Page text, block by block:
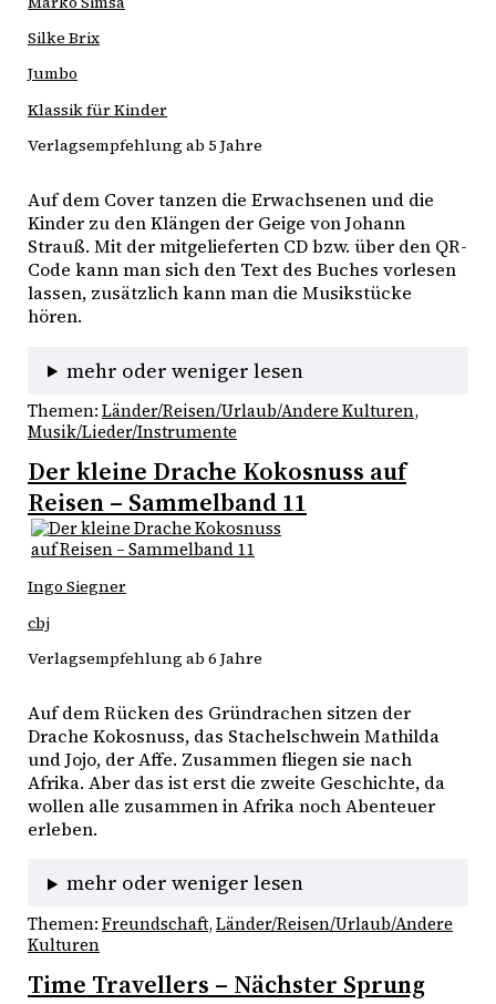
Silke Brix
Jumbo
Klassik für Kinder
Verlagsempfehlung ab 5 Jahre
Auf dem Cover tanzen die Erwachsenen und die
Kinder zu den Klängen der Geige von Johann
Strauß. Mit der mitgelieferten CD bzw. über den QR-
Code kann man sich den Text des Buches vorlesen
lassen, zusätzlich kann man die Musikstücke
hören.
mehr oder weniger lesen
Themen: Länder/Reisen/Urlaub/Andere Kulturen
Musik/Lieder/Instrumente
Der kleine Drache Kokosnuss auf
Reisen – Sammelband 11
Ingo Siegner
cbj
Verlagsempfehlung ab 6 Jahre
Auf dem Rücken des Gründrachen sitzen der
Drache Kokosnuss, das Stachelschwein Mathilda
und Jojo, der Affe. Zusammen fliegen sie nach
Afrika. Aber das ist erst die zweite Geschichte, da
wollen alle zusammen in Afrika noch Abenteuer
erleben.
mehr oder weniger lesen
Themen: Freundschaft, Länder/Reisen/Urlaub/Andere
Kulturen
Time Travellers – Nächster Sprung